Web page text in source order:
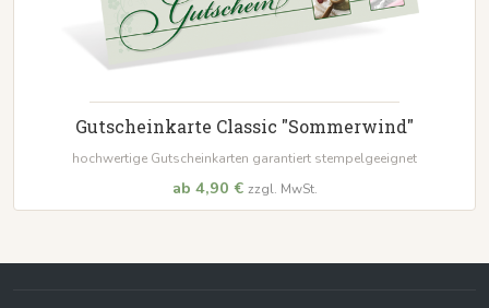
Gutscheinkarte Classic "Sommerwind"
hochwertige Gutscheinkarten garantiert stempelgeeignet
ab 4,90 € zzgl. MwSt.